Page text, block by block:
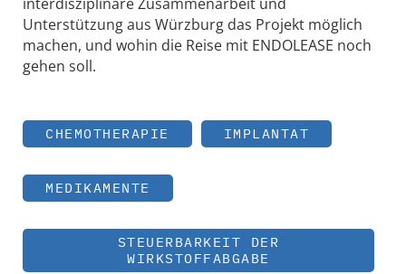
Unterstützung aus Würzburg das Projekt möglich
machen, und wohin die Reise mit ENDOLEASE noch
gehen soll.
CHEMOTHERAPIE IMPLANTAT
MEDIKAMENTE
STEUERBARKEIT DER
WIRKSTOFFABGABE